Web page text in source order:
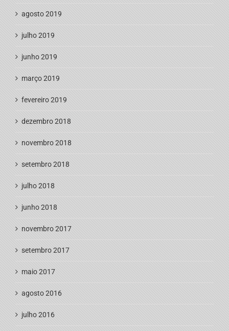
agosto 2019
julho 2019
junho 2019
março 2019
fevereiro 2019
dezembro 2018
novembro 2018
setembro 2018
julho 2018
junho 2018
novembro 2017
setembro 2017
maio 2017
agosto 2016
julho 2016